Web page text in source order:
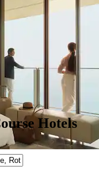
Hotels